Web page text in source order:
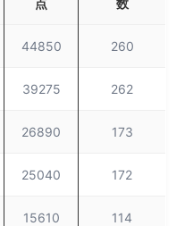
44850 260
39275 262
26890 173
25040 172
15610 114